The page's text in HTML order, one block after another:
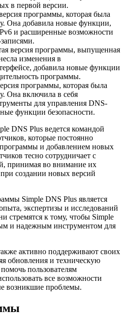
в первой версии.
программы, которая была
Она добавила новые функции,
и расширенные возможности
версия программы, выпущенная
изменения в
добавила новые функции
программы.
программы, которая была
Она включила в себя
для управления DNS-
функции безопасности.
DNS Plus ведется командой
которые постоянно
и добавлением новых
тесно сотрудничает с
принимая во внимание их
создании новых версий
Simple DNS Plus является
экспертизы и исследований
стремятся к тому, чтобы Simple
и надежным инструментом для
активно поддерживают своих
обновления и техническую
пользователям
все возможности
возникшие проблемы.